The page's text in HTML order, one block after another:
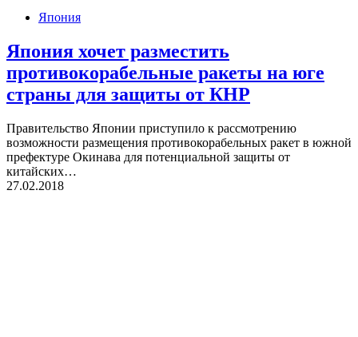
Япония
Япония хочет разместить
противокорабельные ракеты на юге
страны для защиты от КНР
Правительство Японии приступило к рассмотрению
возможности размещения противокорабельных ракет в южной
префектуре Окинава для потенциальной защиты от
китайских…
27.02.2018